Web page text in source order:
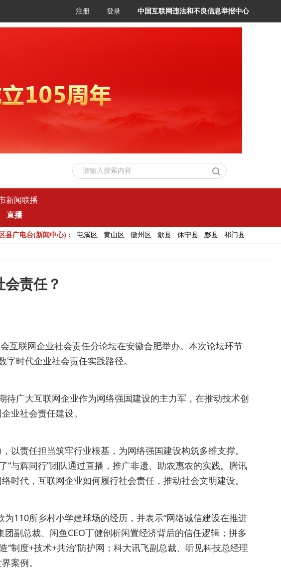
注册 登录 中国互联网违法和不良信息举报中心
请输入搜索内容
新闻联播
直播
区县广电台(新闻中心) : 屯溪区 黄山区 徽州区 歙县 休宁县 黟县 祁门县
责任？
互联网企业社会责任分论坛在安徽合肥举办。本次论坛环节
时代企业社会责任实践路径。
广大互联网企业作为网络强国建设的主力军，在推动技术创
业社会责任建设。
责任担当筑牢行业根基，为网络强国建设构筑多维支撑。
与辉同行”团队通过直播，推广非遗、助农惠农的实践。腾讯
代，互联网企业如何履行社会责任，推动社会文明建设。
110所乡村小学建球场的经历，并表示“网络诚信建设在推进
副总裁、闲鱼CEO丁健剖析闲置经济背后的信任逻辑；拼多
制度+技术+共治”防护网；科大讯飞副总裁、听见科技总经理
案例。